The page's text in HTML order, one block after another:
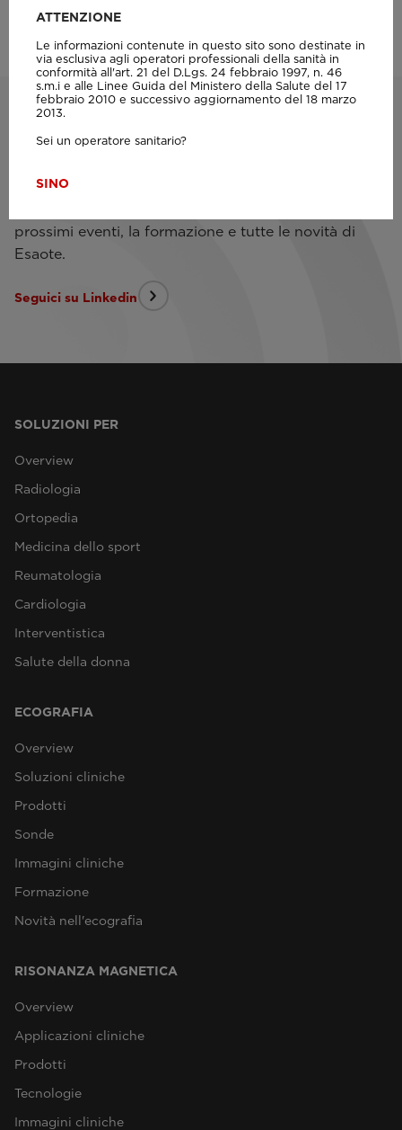
MyLab™X5 - Needle visibility
Rimani aggiornato sul mondo
prossimi eventi, la formazione e tutte le novità di
Esaote.
Seguici su Linkedin
SOLUZIONI PER
Overview
Radiologia
Ortopedia
Medicina dello sport
Reumatologia
Cardiologia
Interventistica
Salute della donna
ECOGRAFIA
Overview
Soluzioni cliniche
Prodotti
Sonde
Immagini cliniche
Formazione
Novità nell'ecografia
RISONANZA MAGNETICA
Overview
Applicazioni cliniche
Prodotti
Tecnologie
Immagini cliniche
ATTENZIONE
Le informazioni contenute in questo sito sono destinate in
via esclusiva agli operatori professionali della sanità in
conformità all'art. 21 del D.Lgs. 24 febbraio 1997, n. 46
s.m.i e alle Linee Guida del Ministero della Salute del 17
febbraio 2010 e successivo aggiornamento del 18 marzo
2013.
Sei un operatore sanitario?
SINO